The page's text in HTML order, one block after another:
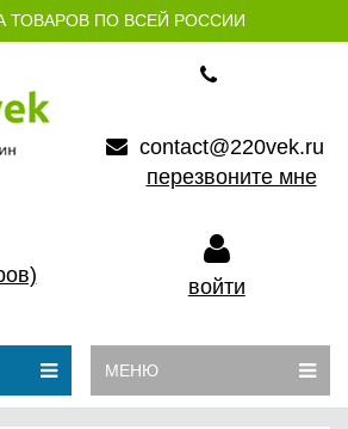
ТОВАРОВ ПО ВСЕЙ РОССИИ
contact@220vek.ru
перезвоните мне
войти
МЕНЮ